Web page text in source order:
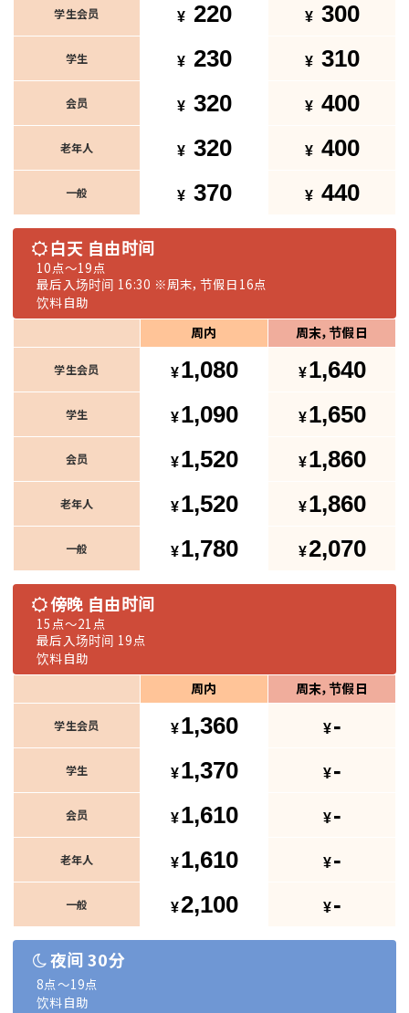
学生会员 220 300
学生 230 310
会员 320 400
老年人 320 400
一般 370 440
白天 自由时间
10点～19点
最后入场时间 16:30 ※周末，节假日16点
饮料自助
周内
周末，节假日
学生会员 1,080 1,640
学生 1,090 1,650
会员 1,520 1,860
老年人 1,520 1,860
一般 1,780 2,070
傍晚 自由时间
15点～21点
最后入场时间 19点
饮料自助
周内
周末，节假日
学生会员 1,360 -
学生 1,370 -
会员 1,610 -
老年人 1,610 -
一般 2,100 -
夜间 30分
8点～19点
饮料自助